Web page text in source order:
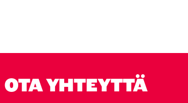
OTA YHTEYTTÄ